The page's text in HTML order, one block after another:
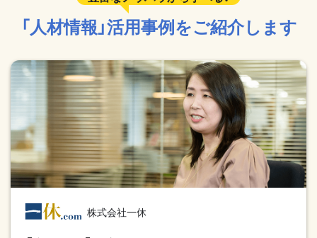
「人材情報」活用事例をご紹介します
株式会社一休